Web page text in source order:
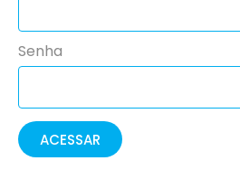
Senha
ACESSAR